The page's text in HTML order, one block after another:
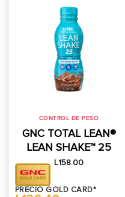
CONTROL DE PESO
GNC TOTAL LEAN®
LEAN SHAKE™ 25
L158.00
PRECIO GOLD CARD*